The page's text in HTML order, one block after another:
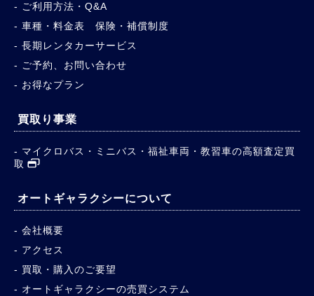
ご利用方法・Q&A
車種・料金表 保険・補償制度
長期レンタカーサービス
ご予約、お問い合わせ
お得なプラン
買取り事業
マイクロバス・ミニバス・福祉車両・教習車の高額査定買
取
オートギャラクシーについて
会社概要
アクセス
買取・購入のご要望
オートギャラクシーの売買システム